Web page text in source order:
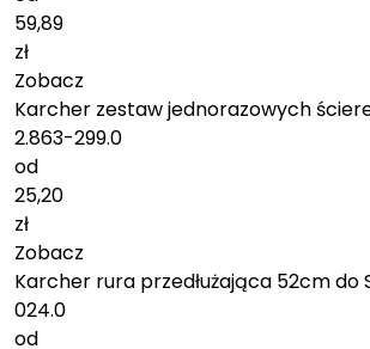
59,89
zł
Zobacz
Karcher zestaw jednorazowych
2.863-299.0
od
25,20
zł
Zobacz
Karcher rura przedłużająca 52cm do
024.0
od